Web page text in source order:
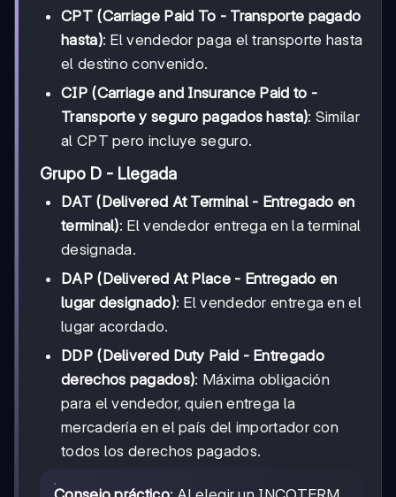
CPT (Carriage Paid To - Transporte pagado
hasta): El vendedor paga el transporte hasta
el destino convenido.
CIP (Carriage and Insurance Paid to -
Transporte y seguro pagados hasta): Similar
al CPT pero incluye seguro.
Grupo D - Llegada
DAT (Delivered At Terminal - Entregado en
terminal): El vendedor entrega en la terminal
designada.
DAP (Delivered At Place - Entregado en
lugar designado): El vendedor entrega en el
lugar acordado.
DDP (Delivered Duty Paid - Entregado
derechos pagados): Máxima obligación
para el vendedor, quien entrega la
mercadería en el país del importador con
todos los derechos pagados.